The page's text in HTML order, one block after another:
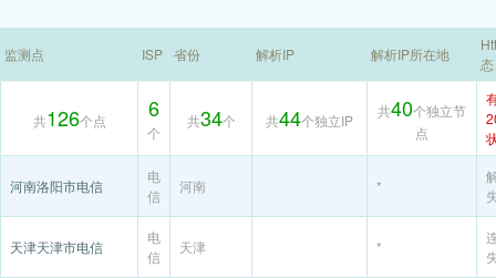
监测点 ISP 省份 解析IP 解析IP所在地
态
共126个点 6
个
共34个 共44个独立IP
共40个独立节
点
河南洛阳市电信
电
信
河南 *
天津天津市电信
电
信
天津 *